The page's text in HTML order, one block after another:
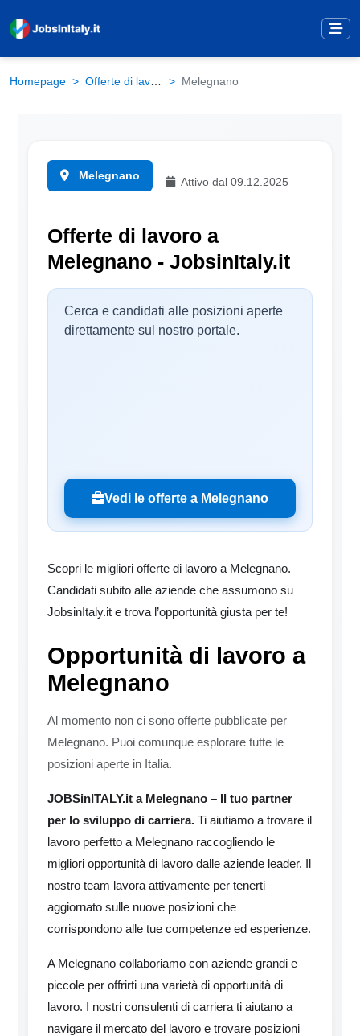
Homepage Offerte di lavoro Melegnano
Melegnano
Attivo dal 09.12.2025
Offerte di lavoro a
Melegnano - JobsinItaly.it
Cerca e candidati alle posizioni aperte
direttamente sul nostro portale.
Vedi le offerte a Melegnano
Scopri le migliori offerte di lavoro a Melegnano.
Candidati subito alle aziende che assumono su
JobsinItaly.it e trova l’opportunità giusta per te!
Opportunità di lavoro a
Melegnano
Al momento non ci sono offerte pubblicate per
Melegnano. Puoi comunque esplorare tutte le
posizioni aperte in Italia.
JOBSinITALY.it a Melegnano – Il tuo partner
per lo sviluppo di carriera. Ti aiutiamo a trovare il
lavoro perfetto a Melegnano raccogliendo le
migliori opportunità di lavoro dalle aziende leader. Il
nostro team lavora attivamente per tenerti
aggiornato sulle nuove posizioni che
corrispondono alle tue competenze ed esperienze.
A Melegnano collaboriamo con aziende grandi e
piccole per offrirti una varietà di opportunità di
lavoro. I nostri consulenti di carriera ti aiutano a
navigare il mercato del lavoro e trovare posizioni